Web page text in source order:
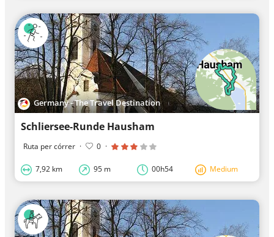
Germany - The Travel Destination
Schliersee-Runde Hausham
Ruta per córrer · 0 ·
7,92 km 95 m 00h54 Medium